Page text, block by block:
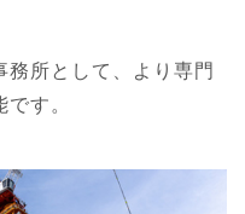
所として、 より専門
す。